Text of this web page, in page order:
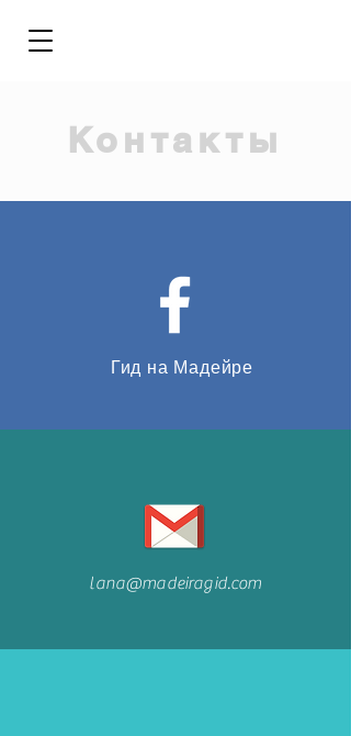
Контакты
Гид на Мадейре
lana@madeiragid.com